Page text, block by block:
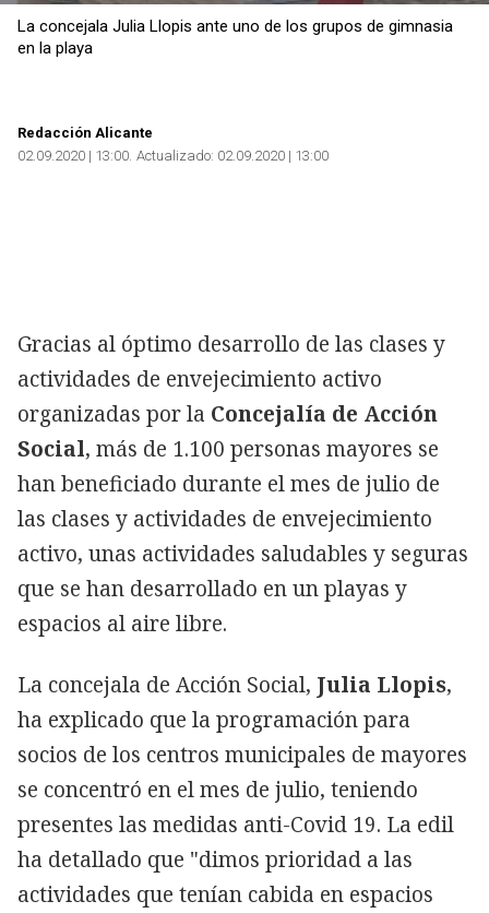
La concejala Julia Llopis ante uno de los grupos de gimnasia
en la playa
Redacción Alicante
02.09.2020 | 13:00 Actualizado: 02.09.2020 | 13:00
Gracias al óptimo desarrollo de las clases y
actividades de envejecimiento activo
organizadas por la Concejalía de Acción
Social, más de 1.100 personas mayores se
han beneficiado durante el mes de julio de
las clases y actividades de envejecimiento
activo, unas actividades saludables y seguras
que se han desarrollado en un playas y
espacios al aire libre.
La concejala de Acción Social, Julia Llopis,
ha explicado que la programación para
socios de los centros municipales de mayores
se concentró en el mes de julio, teniendo
presentes las medidas anti-Covid 19. La edil
ha detallado que "dimos prioridad a las
actividades que tenían cabida en espacios